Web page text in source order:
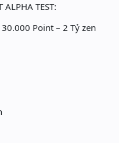
ALPHA TEST:
Point – 2 Tỷ zen